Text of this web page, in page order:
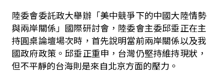
陸委會委託政大舉辦「美中競爭下的中國大陸情勢
與兩岸關係」國際研討會，陸委會主委邱垂正在主
持圓桌論壇場次時，首先說明當前兩岸關係以及我
國政府政策。邱垂正重申，台灣仍堅持維持現狀，
但不平靜的台海則是來自北京方面的壓力。